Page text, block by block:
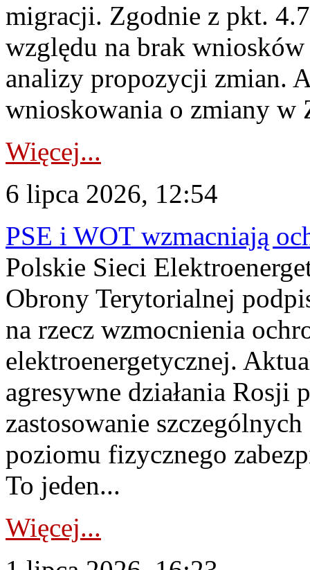
migracji. Zgodnie z pkt.
względu na brak
analizy propozycji zmian.
wnioskowania o zmiany w
Więcej...
6 lipca 2026, 12:54
PSE i WOT wzmacniają
Polskie Sieci
Obrony Terytorialnej
na rzecz wzmocnienia
elektroenergetycznej.
agresywne działania Rosji
zastosowanie
poziomu fizycznego
To jeden...
Więcej...